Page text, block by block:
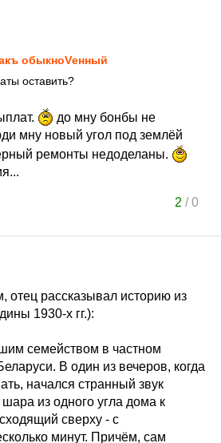
обыкноVенный
оставить?
до мну бонбы не
мну новый угол под землёй
ремонты недоделаны.
2 /0
отец рассказывал историю из
1930-х гг.):
семейством в частном
В один из вечеров, когда
начался странный звук
из одного угла дома к
сверху - с
минут. Причём, сам